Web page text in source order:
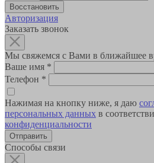
Авторизация
Заказать звонок
Мы свяжемся с Вами в ближайшее
Ваше имя *
Телефон *
Нажимая на кнопку ниже, я даю
персональных данных в
конфиденциальности
Способы связи